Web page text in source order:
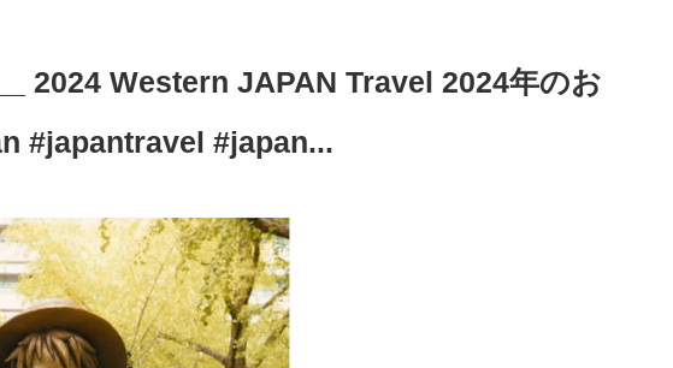
2024 Western JAPAN Travel 2024年のお
#japantravel #japan...